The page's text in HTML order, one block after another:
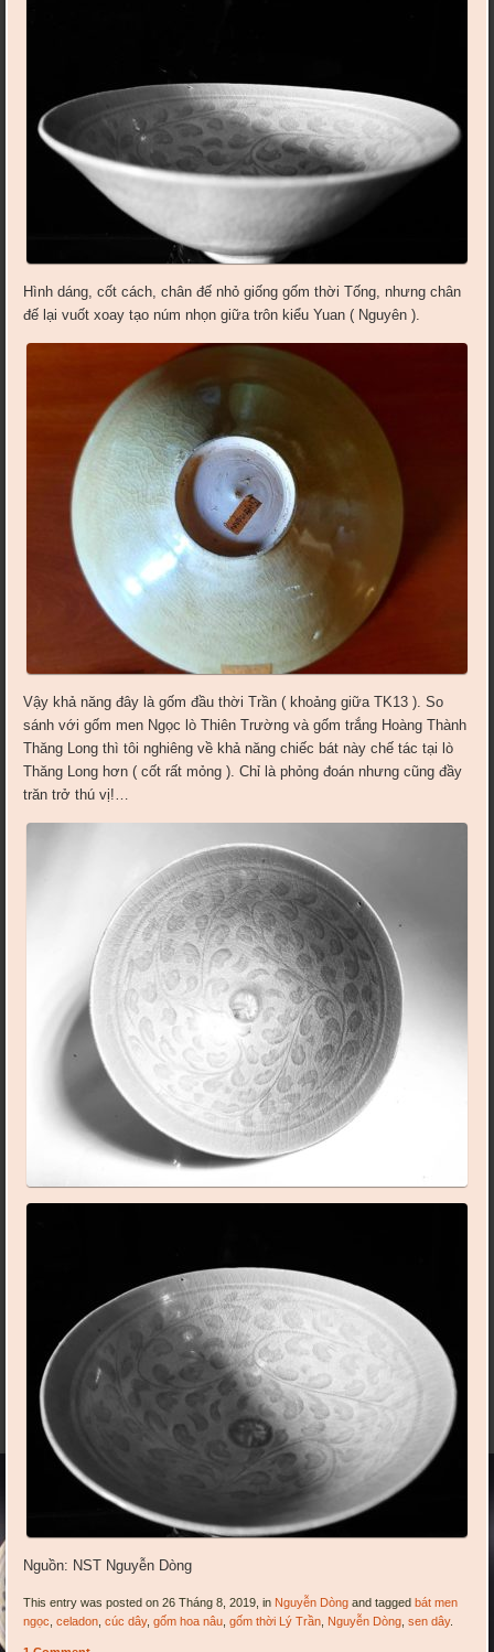
Hình dáng, cốt cách, chân đế nhỏ giống gốm thời Tống, nhưng chân
đế lại vuốt xoay tạo núm nhọn giữa trôn kiểu Yuan ( Nguyên ).
Vậy khả năng đây là gốm đầu thời Trần ( khoảng giữa TK13 ). So
sánh với gốm men Ngọc lò Thiên Trường và gốm trắng Hoàng Thành
Thăng Long thì tôi nghiêng về khả năng chiếc bát này chế tác tại lò
Thăng Long hơn ( cốt rất mỏng ). Chỉ là phỏng đoán nhưng cũng đầy
trăn trở thú vị!…
Nguồn: NST Nguyễn Dòng
This entry was posted on 26 Tháng 8, 2019, in Nguyễn Dòng and taggedbát men
ngọc ,celadon ,cúc dây,gốm hoa nâu ,gốm thời Lý Trần Nguyễn Dòng ,sen dây.